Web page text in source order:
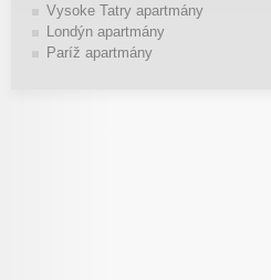
Vysoke Tatry apartmány
Londýn apartmány
Paríž apartmány